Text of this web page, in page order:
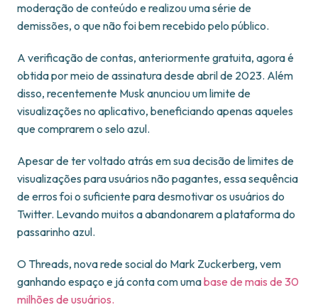
moderação de conteúdo e realizou uma série de
demissões, o que não foi bem recebido pelo público.
A verificação de contas, anteriormente gratuita, agora é
obtida por meio de assinatura desde abril de 2023. Além
disso, recentemente Musk anunciou um limite de
visualizações no aplicativo, beneficiando apenas aqueles
que comprarem o selo azul.
Apesar de ter voltado atrás em sua decisão de limites de
visualizações para usuários não pagantes, essa sequência
de erros foi o suficiente para desmotivar os usuários do
Twitter. Levando muitos a abandonarem a plataforma do
passarinho azul.
O Threads, nova rede social do Mark Zuckerberg, vem
ganhando espaço e já conta com umabase de mais de 30
milhões de usuários.